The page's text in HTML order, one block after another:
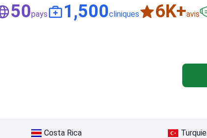
50pays 1,500cliniques 6K+avis
Costa Rica Turquie